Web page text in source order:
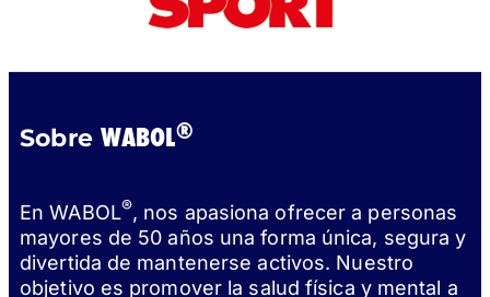
Sobre WABOL®
En WABOL®, nos apasiona ofrecer a personas
mayores de 50 años una forma única, segura y
divertida de mantenerse activos. Nuestro
objetivo es promover la salud física y mental a